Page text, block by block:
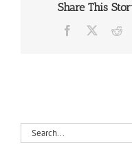
Share This
Facebook
Search
for: